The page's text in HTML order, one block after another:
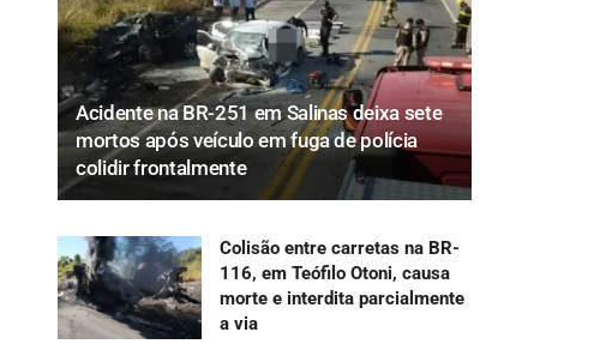
Acidente na BR-251 em Salinas deixa sete
mortos após veículo em fuga de polícia
colidir frontalmente
Colisão entre carretas na BR-
116, em Teófilo Otoni, causa
morte e interdita parcialmente
a via